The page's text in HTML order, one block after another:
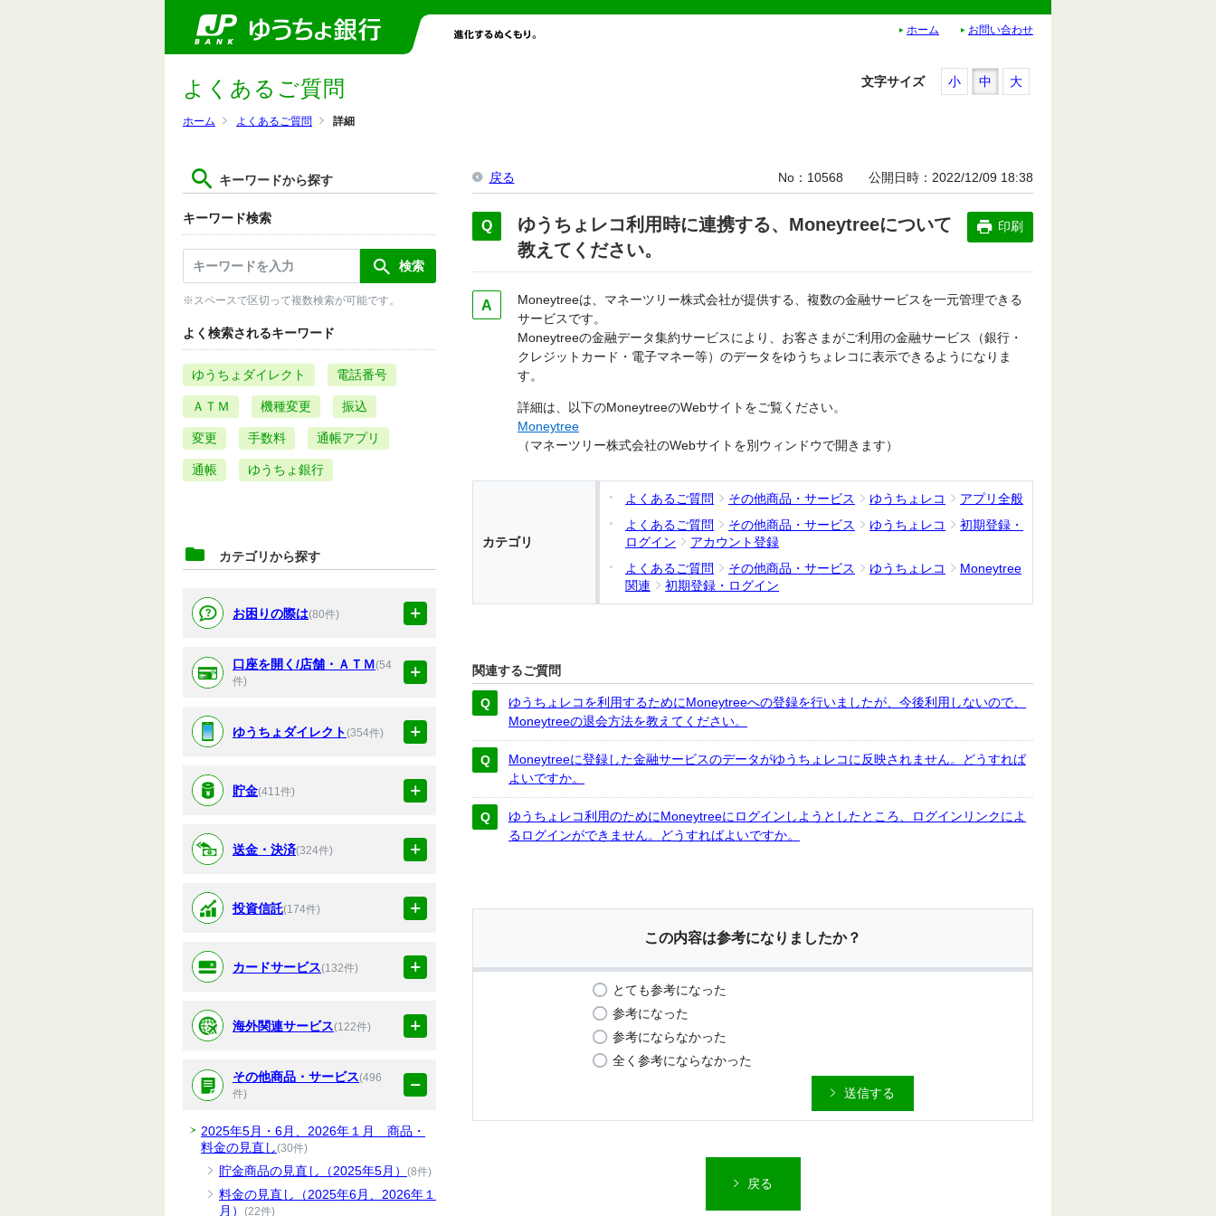
ホーム お問い合わせ
ホーム よくあるご質問 詳細
よくあるご質問
キーワードから探す
キーワード検索
※スペースで区切って複数検索が可能です。
よく検索されるキーワード
ゆうちょダイレクト 電話番号
ＡＴＭ 機種変更 振込
変更 手数料 通帳アプリ
通帳 ゆうちょ銀行
カテゴリから探す
お困りの際は(80件)
口座を開く/店舗・ＡＴＭ(54
件)
ゆうちょダイレクト(354件)
貯金(411件)
送金・決済(324件)
投資信託(174件)
カードサービス(132件)
海外関連サービス(122件)
その他商品・サービス(496
件)
2025年5月・6月、2026年１月 商品・
料金の見直し(30件)
貯金商品の見直し（2025年5月） (8件)
料金の見直し（2025年6月、2026年１
月） (22件)
文字サイズ 小 中 大
戻る No 10568 公開日時 2022/12/09 18:38
ゆうちょレコ利用時に連携する、Moneytreeについて
教えてください。
印刷
Moneytreeは、マネーツリー株式会社が提供する、複数の金融サービスを一元管理できる
サービスです。
Moneytreeの金融データ集約サービスにより、お客さまがご利用の金融サービス（銀行・
クレジットカード・電子マネー等）のデータをゆうちょレコに表示できるようになりま
す。
詳細は、以下のMoneytreeのWebサイトをご覧ください。
Moneytree
（マネーツリー株式会社のWebサイトを別ウィンドウで開きます）
カテゴリ
よくあるご質問 その他商品・サービス ゆうちょレコ
アプリ全般
よくあるご質問
その他商品・サービス ゆうちょレコ
初期登録・
ログイン
アカウント登録
よくあるご質問
その他商品・サービス ゆうちょレコ
Moneytree
関連
初期登録・ログイン
関連するご質問
ゆうちょレコを利用するためにMoneytreeへの登録を行いましたが、今後利用しないので、
Moneytreeの退会方法を教えてください。
Moneytreeに登録した金融サービスのデータがゆうちょレコに反映されません。どうすれば
よいですか。
ゆうちょレコ利用のためにMoneytreeにログインしようとしたところ、ログインリンクによ
るログインができません。どうすればよいですか。
この内容は参考になりましたか？
とても参考になった
参考になった
参考にならなかった
全く参考にならなかった
送信する
戻る